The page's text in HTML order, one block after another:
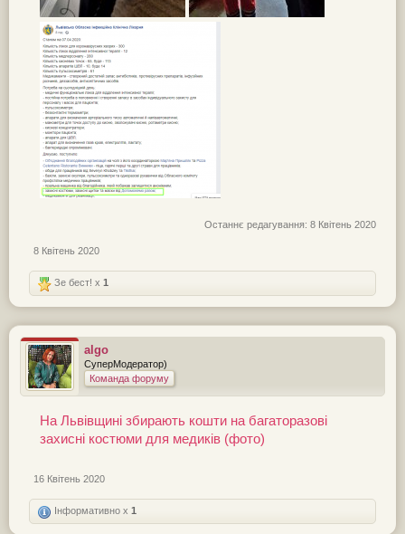
Останнє редагування: 8 Квітень 2020
8 Квітень 2020
Зе бест! x 1
algo
СуперМодератор)
Команда форуму
На Львівщині збирають кошти на багаторазові
захисні костюми для медиків (фото)
16 Квітень 2020
Інформативно x 1